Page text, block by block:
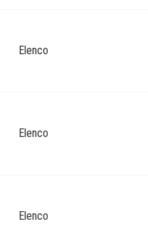
Elenco
Elenco
Elenco